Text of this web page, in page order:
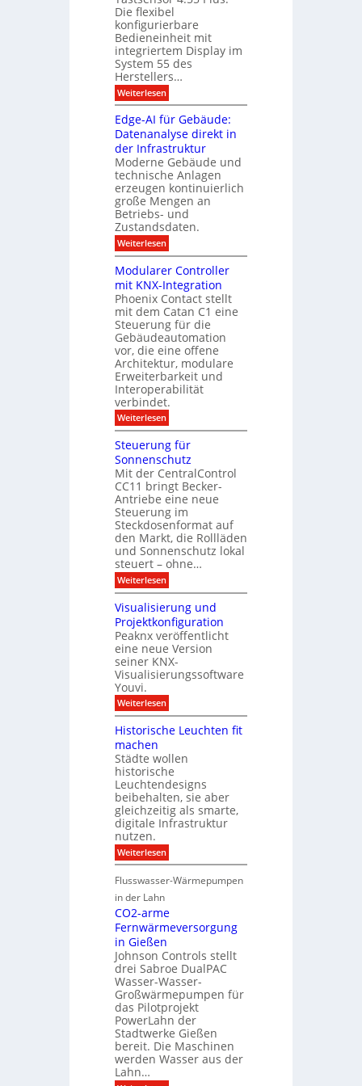
A
n
s
a
u
g
r
a
u
c
h
m
e
d
e
r
n
A
u
s
b
i
l
d
u
n
g
s
z
e
n
r
u
m
s
e
x
p
o
M
ü
n
c
h
e
n
2
0
2
6
e
h
t
e
r
f
o
l
g
r
e
i
c
h
z
u
E
n
d
e
Die flexibel
konfigurierbare
Bedieneinheit mit
integriertem Display im
System 55 des
Herstellers…
Weiterlesen:
S
m
a
r
t
e
r
T
a
s
t
s
e
n
s
o
r
m
i
t
D
i
s
p
l
a
y
Edge-AI für Gebäude:
Datenanalyse direkt in
der Infrastruktur
Moderne Gebäude und
technische Anlagen
erzeugen kontinuierlich
große Mengen an
Betriebs- und
Zustandsdaten.
Weiterlesen:
E
g
e
-
A
I
f
ü
r
G
e
b
ä
u
d
e
:
D
t
e
n
a
n
a
l
y
s
e
d
i
r
e
k
t
i
n
e
r
I
n
a
s
t
r
u
k
t
r
Modularer Controller
mit KNX-Integration
Phoenix Contact stellt
mit dem Catan C1 eine
Steuerung für die
Gebäudeautomation
vor, die eine offene
Architektur, modulare
Erweiterbarkeit und
Interoperabilität
verbindet.
Weiterlesen:
M
d
u
l
a
r
e
r
C
o
n
t
r
o
l
l
e
r
m
i
t
K
X
-
n
e
g
r
a
t
i
o
Steuerung für
Sonnenschutz
Mit der CentralControl
CC11 bringt Becker-
Antriebe eine neue
Steuerung im
Steckdosenformat auf
den Markt, die Rollläden
und Sonnenschutz lokal
steuert – ohne…
Weiterlesen:
S
e
u
e
r
u
n
g
ü
r
S
o
n
e
n
s
c
h
u
z
Visualisierung und
Projektkonfiguration
Peaknx veröffentlicht
eine neue Version
seiner KNX-
Visualisierungssoftware
Youvi.
Weiterlesen:
V
s
a
l
i
s
i
e
r
n
g
n
r
o
j
e
k
t
k
o
n
f
i
g
u
r
Historische Leuchten fit
machen
Städte wollen
historische
Leuchtendesigns
beibehalten, sie aber
gleichzeitig als smarte,
digitale Infrastruktur
nutzen.
Weiterlesen:
H
s
r
i
s
c
h
e
L
e
u
c
h
t
e
n
Flusswasser-Wärmepumpen
in der Lahn
CO2-arme
Fernwärmeversorgung
in Gießen
Johnson Controls stellt
drei Sabroe DualPAC
Wasser-Wasser-
Großwärmepumpen für
das Pilotprojekt
PowerLahn der
Stadtwerke Gießen
bereit. Die Maschinen
werden Wasser aus der
Lahn…